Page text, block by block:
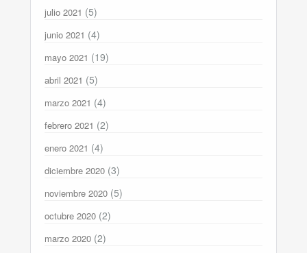
julio 2021 (5)
junio 2021 (4)
mayo 2021 (19)
abril 2021 (5)
marzo 2021 (4)
febrero 2021 (2)
enero 2021 (4)
diciembre 2020 (3)
noviembre 2020 (5)
octubre 2020 (2)
marzo 2020 (2)